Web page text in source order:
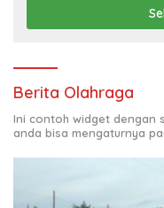
Berita Olahraga
Ini contoh widget dengan
anda bisa mengaturnya